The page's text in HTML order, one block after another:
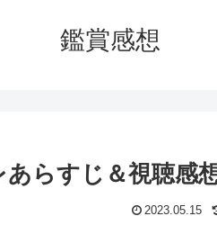
鑑賞感想
あらすじ＆視聴感
2023.05.15